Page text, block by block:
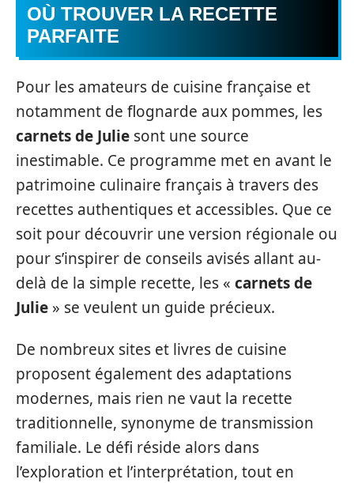
OÙ TROUVER LA RECETTE
PARFAITE
Pour les amateurs de cuisine française et
notamment de flognarde aux pommes, les
carnets de Julie sont une source
inestimable. Ce programme met en avant le
patrimoine culinaire français à travers des
recettes authentiques et accessibles. Que ce
soit pour découvrir une version régionale ou
pour s’inspirer de conseils avisés allant au-
delà de la simple recette, les « carnets de
Julie » se veulent un guide précieux.
De nombreux sites et livres de cuisine
proposent également des adaptations
modernes, mais rien ne vaut la recette
traditionnelle, synonyme de transmission
familiale. Le défi réside alors dans
l’exploration et l’interprétation, tout en